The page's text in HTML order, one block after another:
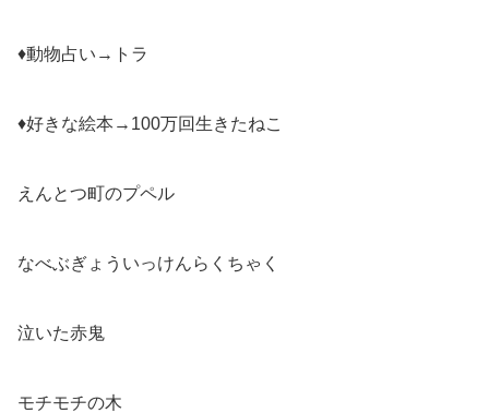
♦動物占い→トラ
♦好きな絵本→100万回生きたねこ
えんとつ町のプペル
なべぶぎょういっけんらくちゃく
泣いた赤鬼
モチモチの木